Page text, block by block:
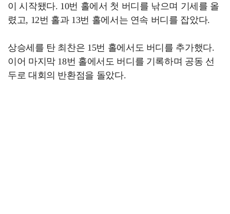
이 시작됐다. 10번 홀에서 첫 버디를 낚으며 기세를 올
렸고, 12번 홀과 13번 홀에서는 연속 버디를 잡았다.
상승세를 탄 최찬은 15번 홀에서도 버디를 추가했다.
이어 마지막 18번 홀에서도 버디를 기록하며 공동 선
두로 대회의 반환점을 돌았다.